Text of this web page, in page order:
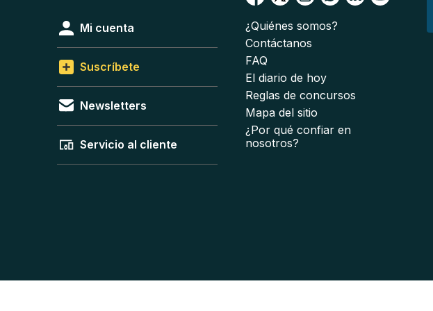
Mi cuenta
Suscríbete
Newsletters
Servicio al cliente
¿Quiénes somos?
Contáctanos
FAQ
El diario de hoy
Reglas de concursos
Mapa del sitio
¿Por qué confiar en
nosotros?